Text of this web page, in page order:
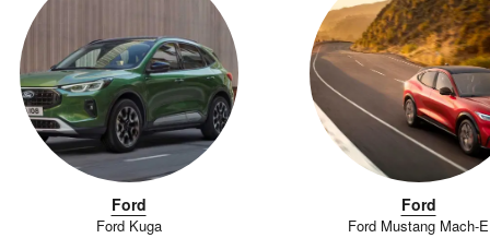
Ford
Ford Kuga
Ford
Ford Mustang Mach-E